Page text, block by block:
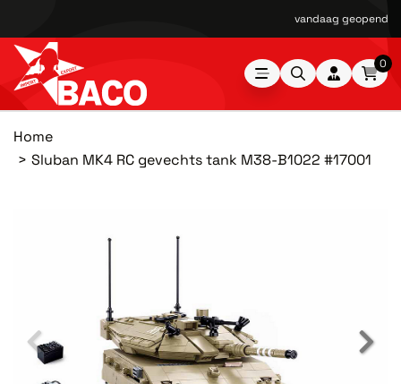
vandaag geopend
0
Home
Sluban MK4 RC gevechts tank M38-B1022 #17001